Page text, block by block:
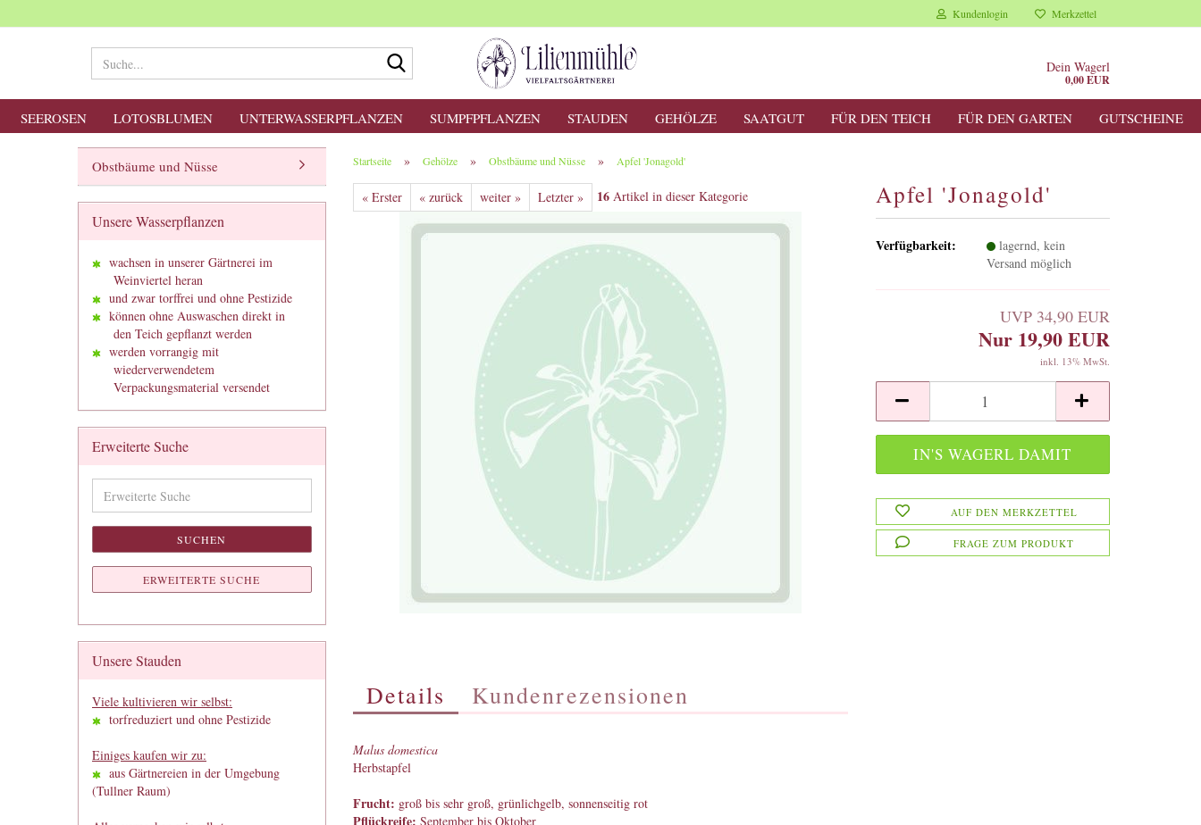
Kundenlogin Merkzettel
Dein Wagerl
0,00 EUR
SEEROSEN LOTOSBLUMEN UNTERWASSERPFLANZEN SUMPFPFLANZEN STAUDEN GEHÖLZE SAATGUT FÜR DEN TEICH FÜR DEN GARTEN GUTSCHEINE
Startseite » Gehölze » Obstbäume und Nüsse » Apfel 'Jonagold'
« Erster « zurück weiter » Letzter » 16Artikel in dieser Kategorie Apfel 'Jonagold'
Verfügbarkeit:
lagernd, kein
Versand möglich
UVP 34,90 EUR
Nur 19,90 EUR
inkl. 13% MwSt.
AUF DEN MERKZETTEL
FRAGE ZUM PRODUKT
Details Kundenrezensionen
Malus domestica
Herbstapfel
Frucht: groß bis sehr groß, grünlichgelb, sonnenseitig rot
Pflückreife: September bis Oktober
Obstbäume und Nüsse
Unsere Wasserpflanzen
wachsen in unserer Gärtnerei im
Weinviertel heran
und zwar torffrei und ohne Pestizide
können ohne Auswaschen direkt in
den Teich gepflanzt werden
werden vorrangig mit
wiederverwendetem
Verpackungsmaterial versendet
Erweiterte Suche
Suche
SUCHEN
ERWEITERTE SUCHE
Unsere Stauden
Viele kultivieren wir selbst:
torfreduziert und ohne Pestizide
Einiges kaufen wir zu:
aus Gärtnereien in der Umgebung
(Tullner Raum)